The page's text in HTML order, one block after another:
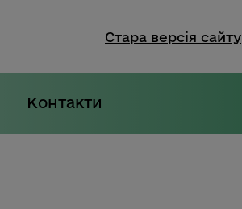
Стара версія сайту
Контакти